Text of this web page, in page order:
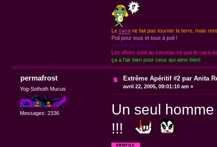
Le cacane fait pas tourner la terre, mais
Poil pour tous et tous à poil !
J'ai fait kk à ikea !
Les rêves sont au cerveau ce que le caca
ça a l'air bien pour ceux qui aime bien!
permafrost
Yog-Sothoth Mucus
Messages: 2336
Extrême Apéritif #2 par Anita
avril 22, 2005, 09:01:10 am »
Un seul
!!!